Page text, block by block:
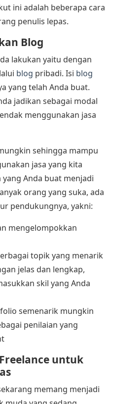
ini adalah beberapa cara
penulis lepas.
Blog
lakukan yaitu dengan
blog pribadi. Isi blog
yang telah Anda buat.
jadikan sebagai modal
menggunakan jasa
sehingga mampu
jasa yang kita
Anda buat menjadi
orang yang suka, ada
pendukungnya, yakni:
mengelompokkan
topik yang menarik
jelas dan lengkap,
skil yang Anda
semenarik mungkin
penilaian yang
untuk
memang menjadi